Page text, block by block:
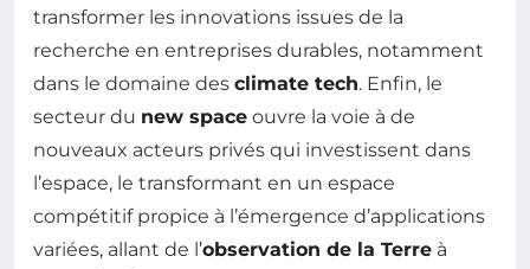
transformer les innovations issues de la
recherche en entreprises durables, notamment
dans le domaine des climate tech. Enfin, le
secteur du new space ouvre la voie à de
nouveaux acteurs privés qui investissent dans
l’espace, le transformant en un espace
compétitif propice à l’émergence d’applications
variées, allant de l’observation de la Terre à